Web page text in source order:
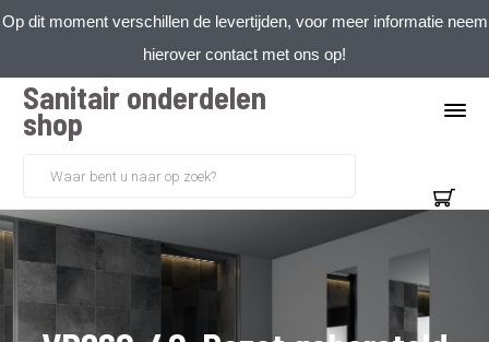
Op dit moment verschillen de levertijden, voor meer informatie neem
hierover contact met ons op!
Sanitair onderdelen
shop